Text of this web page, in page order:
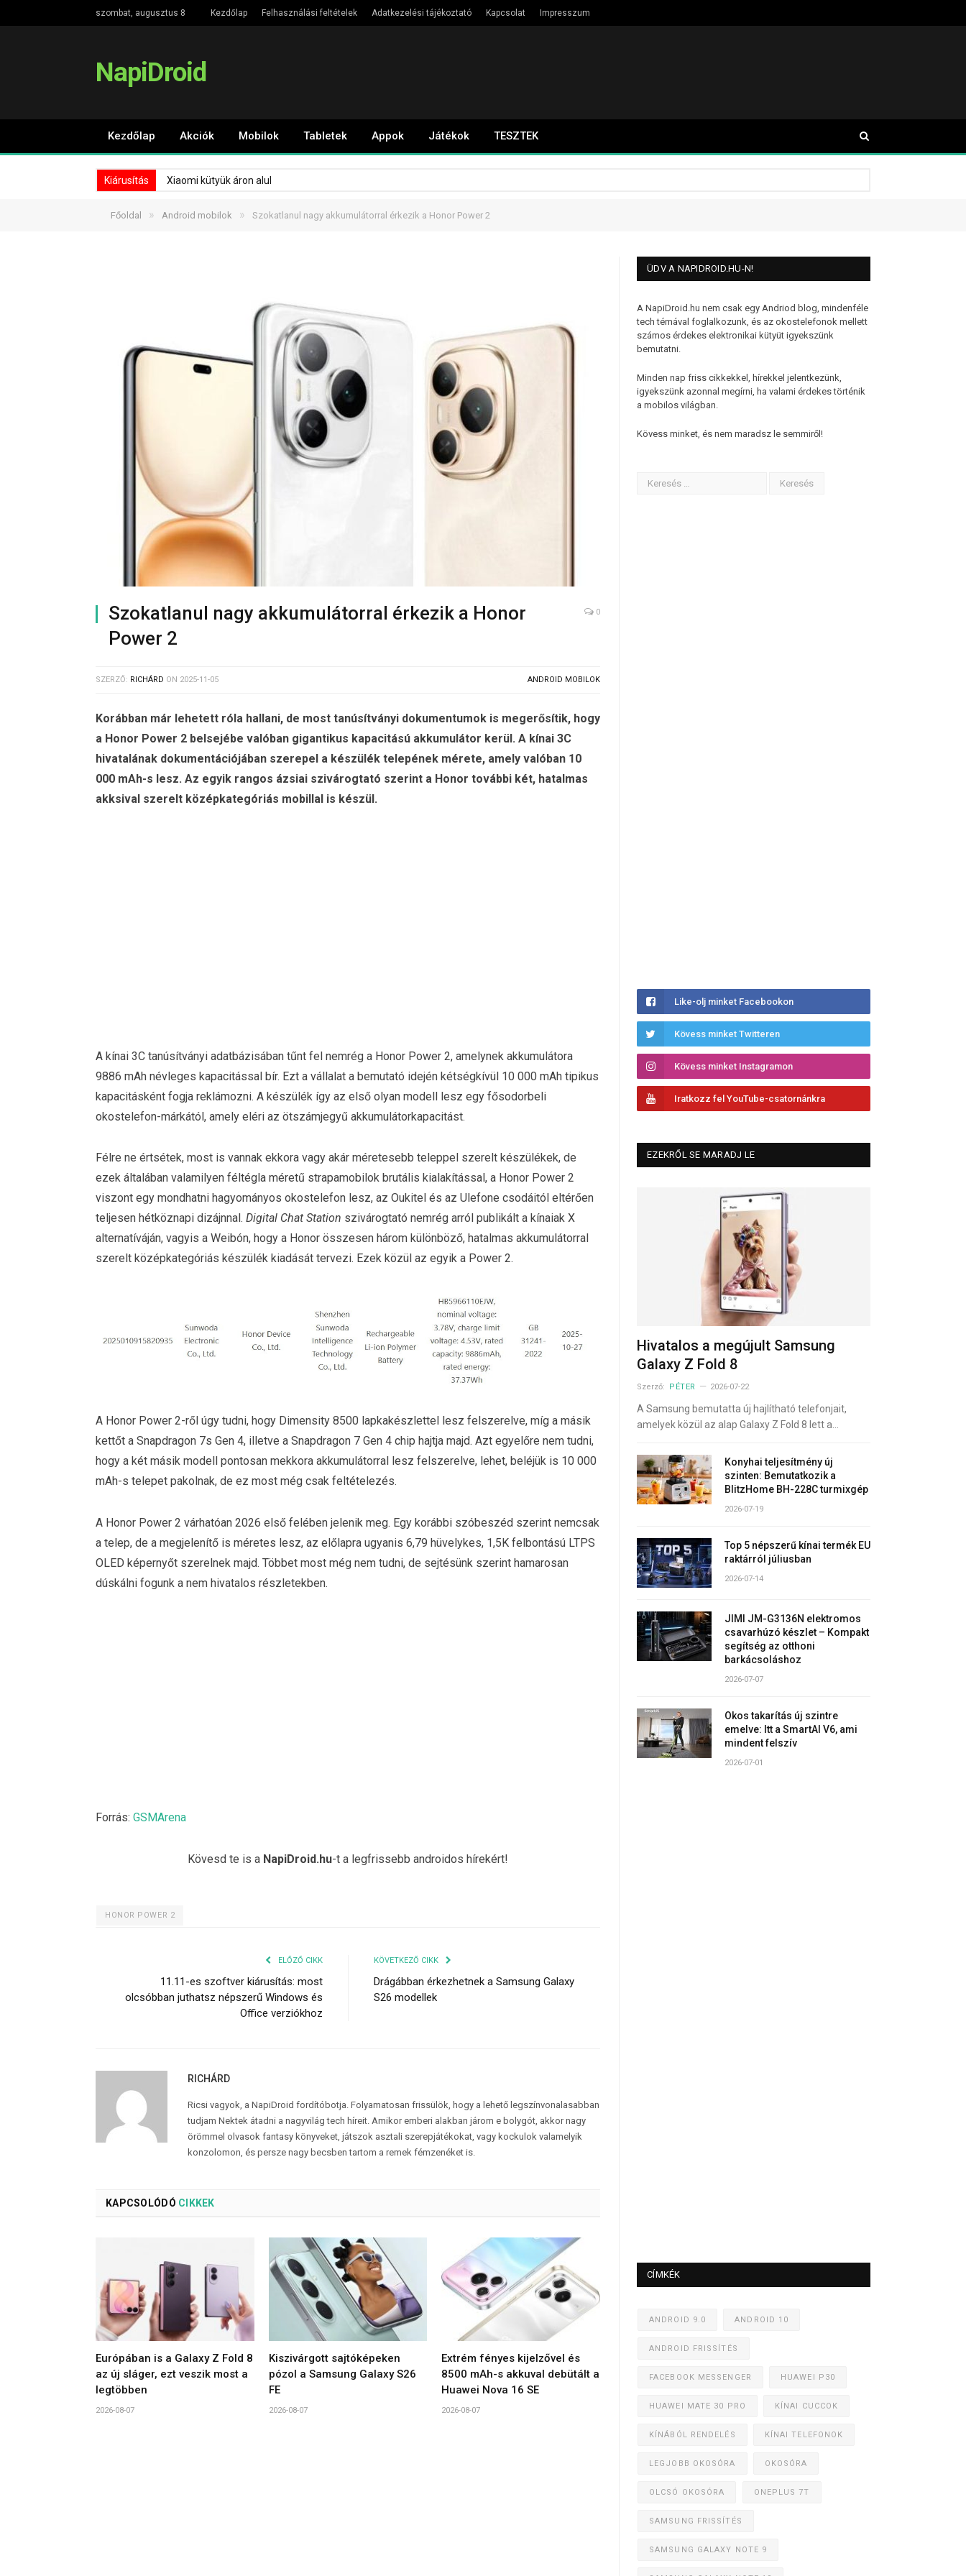
szombat, augusztus 8 Kezdőlap Felhasználási feltételek Adatkezelési tájékoztató Kapcsolat Impresszum
NapiDroid
Kezdőlap Akciók Mobilok Tabletek Appok Játékok TESZTEK
Kiárusítás Xiaomi kütyük áron alul
Főoldal » Android mobilok » Szokatlanul nagy akkumulátorral érkezik a Honor Power 2
Szokatlanul nagy akkumulátorral érkezik a Honor
Power 2
0
SZERZŐ: RICHÁRD ON 2025-11-05 ANDROID MOBILOK
Korábban már lehetett róla hallani, de most tanúsítványi dokumentumok is megerősítik, hogy
a Honor Power 2 belsejébe valóban gigantikus kapacitású akkumulátor kerül. A kínai 3C
hivatalának dokumentációjában szerepel a készülék telepének mérete, amely valóban 10
000 mAh-s lesz. Az egyik rangos ázsiai szivárogtató szerint a Honor további két, hatalmas
akksival szerelt középkategóriás mobillal is készül.
A kínai 3C tanúsítványi adatbázisában tűnt fel nemrég a Honor Power 2, amelynek akkumulátora
9886 mAh névleges kapacitással bír. Ezt a vállalat a bemutató idején kétségkívül 10 000 mAh tipikus
kapacitásként fogja reklámozni. A készülék így az első olyan modell lesz egy fősodorbeli
okostelefon-márkától, amely eléri az ötszámjegyű akkumulátorkapacitást.
Félre ne értsétek, most is vannak ekkora vagy akár méretesebb teleppel szerelt készülékek, de
ezek általában valamilyen féltégla méretű strapamobilok brutális kialakítással, a Honor Power 2
viszont egy mondhatni hagyományos okostelefon lesz, az Oukitel és az Ulefone csodáitól eltérően
teljesen hétköznapi dizájnnal. Digital Chat Station szivárogtató nemrég arról publikált a kínaiak X
alternatíváján, vagyis a Weibón, hogy a Honor összesen három különböző, hatalmas akkumulátorral
szerelt középkategóriás készülék kiadását tervezi. Ezek közül az egyik a Power 2.
A Honor Power 2-ről úgy tudni, hogy Dimensity 8500 lapkakészlettel lesz felszerelve, míg a másik
kettőt a Snapdragon 7s Gen 4, illetve a Snapdragon 7 Gen 4 chip hajtja majd. Azt egyelőre nem tudni,
hogy a két másik modell pontosan mekkora akkumulátorral lesz felszerelve, lehet, beléjük is 10 000
mAh-s telepet pakolnak, de ez most még csak feltételezés.
A Honor Power 2 várhatóan 2026 első felében jelenik meg. Egy korábbi szóbeszéd szerint nemcsak
a telep, de a megjelenítő is méretes lesz, az előlapra ugyanis 6,79 hüvelykes, 1,5K felbontású LTPS
OLED képernyőt szerelnek majd. Többet most még nem tudni, de sejtésünk szerint hamarosan
dúskálni fogunk a nem hivatalos részletekben.
Forrás: GSMArena
Kövesd te is a NapiDroid.hu-t a legfrissebb androidos hírekért!
HONOR POWER 2
ELŐZŐ CIKK
11.11-es szoftver kiárusítás: most
olcsóbban juthatsz népszerű Windows és
Office verziókhoz
KÖVETKEZŐ CIKK
Drágábban érkezhetnek a Samsung Galaxy
S26 modellek
RICHÁRD
Ricsi vagyok, a NapiDroid fordítóbotja. Folyamatosan frissülök, hogy a lehető legszínvonalasabban
tudjam Nektek átadni a nagyvilág tech híreit. Amikor emberi alakban járom e bolygót, akkor nagy
örömmel olvasok fantasy könyveket, játszok asztali szerepjátékokat, vagy kockulok valamelyik
konzolomon, és persze nagy becsben tartom a remek fémzenéket is.
KAPCSOLÓDÓ CIKKEK
Európában is a Galaxy Z Fold 8
az új sláger, ezt veszik most a
legtöbben
2026-08-07
Kiszivárgott sajtóképeken
pózol a Samsung Galaxy S26
FE
2026-08-07
Extrém fényes kijelzővel és
8500 mAh-s akkuval debütált a
Huawei Nova 16 SE
2026-08-07
ÜDV A NAPIDROID.HU-N!
A NapiDroid.hu nem csak egy Andriod blog, mindenféle
tech témával foglalkozunk, és az okostelefonok mellett
számos érdekes elektronikai kütyüt igyekszünk
bemutatni.
Minden nap friss cikkekkel, hírekkel jelentkezünk,
igyekszünk azonnal megírni, ha valami érdekes történik
a mobilos világban.
Kövess minket, és nem maradsz le semmiről!
Like-olj minket Facebookon
Kövess minket Twitteren
Kövess minket Instagramon
Iratkozz fel YouTube-csatornánkra
EZEKRŐL SE MARADJ LE
Hivatalos a megújult Samsung
Galaxy Z Fold 8
Szerző: PÉTER 2026-07-22
A Samsung bemutatta új hajlítható telefonjait,
amelyek közül az alap Galaxy Z Fold 8 lett a…
Konyhai teljesítmény új
szinten: Bemutatkozik a
BlitzHome BH-228C turmixgép
2026-07-19
Top 5 népszerű kínai termék EU
raktárról júliusban
2026-07-14
JIMI JM-G3136N elektromos
csavarhúzó készlet – Kompakt
segítség az otthoni
barkácsoláshoz
2026-07-07
Okos takarítás új szintre
emelve: Itt a SmartAI V6, ami
mindent felszív
2026-07-01
CÍMKÉK
ANDROID 9.0 ANDROID 10
ANDROID FRISSÍTÉS
FACEBOOK MESSENGER HUAWEI P30
HUAWEI MATE 30 PRO KÍNAI CUCCOK
KÍNÁBÓL RENDELÉS KÍNAI TELEFONOK
LEGJOBB OKOSÓRA OKOSÓRA
OLCSÓ OKOSÓRA ONEPLUS 7T
SAMSUNG FRISSÍTÉS
SAMSUNG GALAXY NOTE 9